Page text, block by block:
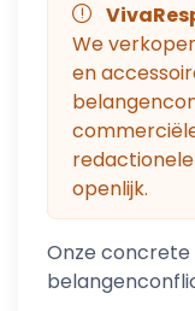
We
en
openlijk.
Onze